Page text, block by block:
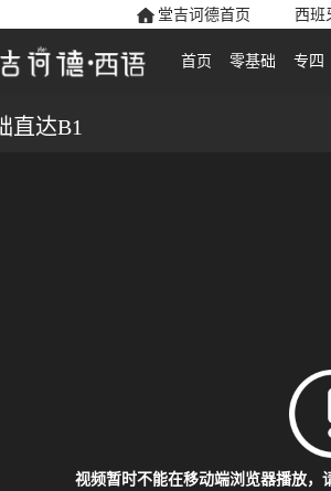
堂吉诃德首页 西班
首页 零基础 专四
直达B1
视频暂时不能在移动端浏览器播放，